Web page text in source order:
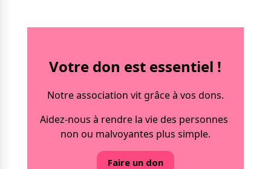
Votre don est essentiel !
Notre association vit grâce à vos dons.
Aidez-nous à rendre la vie des personnes
non ou malvoyantes plus simple.
Faire un don